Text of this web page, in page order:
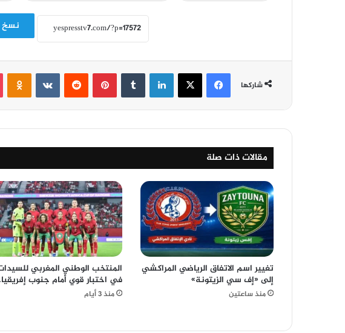
نسخ
شاركها
فيسبوك ‫X لينكدإن بينتيريست
مقالات ذات صلة
تغيير اسم الاتفاق الرياضي المراكشي
إلى «إف سي الزيتونة»
منذ ساعتين
المنتخب الوطني المغربي
في اختبار قوي أمام جنوب إفريقيا.
منذ 3 أيام